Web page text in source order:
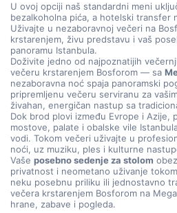
U ovoj opciji naš standardni meni
bezalkoholna pića, a hotelski transfer
Uživajte u nezaboravnoj večeri na
krstarenjem, živu predstavu i vaš
panoramu Istanbula.
Doživite jedno od najpoznatijih
večeru krstarenjem Bosforom — sa
nezaboravna noć spaja panoramski
pripremljenu večeru serviranu za
živahan, energičan nastup sa
Dok brod plovi između Evrope i Azije,
mostove, palate i obalske vile
vodi. Tokom večeri uživajte u
noći, uz muziku, ples i kulturne
Vaše posebno sedenje za stolom
privatnost i neometano uživanje
neku posebnu priliku ili jednostavno
večera krstarenjem Bosforom na
hrane, zabave i pogleda.